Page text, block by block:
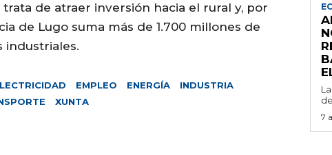
de atraer inversión hacia el rural y, por
de Lugo suma más de 1.700 millones de
industriales.
EMPLEO ENERGÍA
INDUSTRIA
XUNTA
7